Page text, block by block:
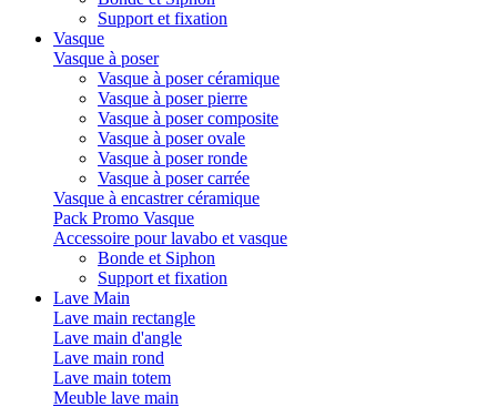
Support et fixation
Vasque
Vasque à poser
Vasque à poser céramique
Vasque à poser pierre
Vasque à poser composite
Vasque à poser ovale
Vasque à poser ronde
Vasque à poser carrée
Vasque à encastrer céramique
Pack Promo Vasque
Accessoire pour lavabo et vasque
Bonde et Siphon
Support et fixation
Lave Main
Lave main rectangle
Lave main d'angle
Lave main rond
Lave main totem
Meuble lave main